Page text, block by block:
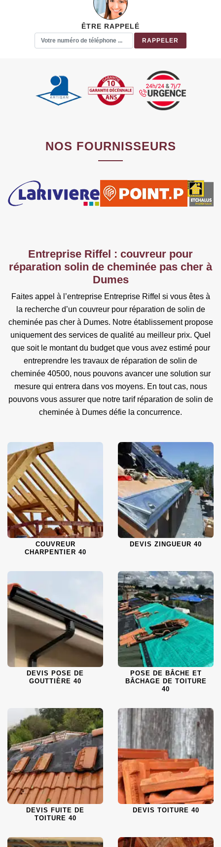
ÊTRE RAPPELÉ
NOS FOURNISSEURS
Entreprise Riffel : couvreur pour
réparation solin de cheminée pas cher à
Dumes
Faites appel à l’entreprise Entreprise Riffel si vous êtes à
la recherche d’un couvreur pour réparation de solin de
cheminée pas cher à Dumes. Notre établissement propose
uniquement des services de qualité au meilleur prix. Quel
que soit le montant du budget que vous avez estimé pour
entreprendre les travaux de réparation de solin de
cheminée 40500, nous pouvons avancer une solution sur
mesure qui entrera dans vos moyens. En tout cas, nous
pouvons vous assurer que notre tarif réparation de solin de
cheminée à Dumes défie la concurrence.
COUVREUR
CHARPENTIER 40
DEVIS ZINGUEUR 40
DEVIS POSE DE
GOUTTIÈRE 40
POSE DE BÂCHE ET
BÂCHAGE DE TOITURE
40
DEVIS FUITE DE
TOITURE 40
DEVIS TOITURE 40